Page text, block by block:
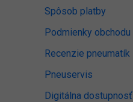
Spôsob platby
Podmienky obchodu
Recenzie pneumatík
Pneuservis
Digitálna dostupnosť